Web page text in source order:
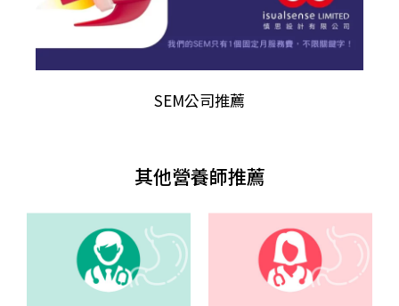
SEM公司推薦
其他營養師推薦